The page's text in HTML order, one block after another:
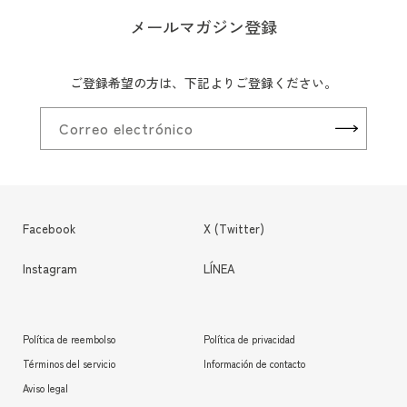
メールマガジン登録
ご登録希望の方は、下記よりご登録ください。
Correo electrónico
Facebook X (Twitter)
Instagram LÍNEA
Política de reembolso
Política de privacidad
Términos del servicio
Información de contacto
Aviso legal